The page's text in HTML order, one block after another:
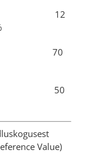
12
70
50
Value)